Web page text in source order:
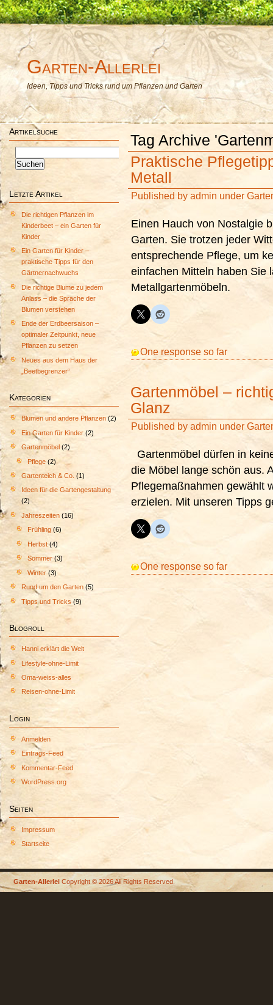
Garten-Allerlei
Ideen, Tipps und Tricks rund um Pflanzen und Garten
Artikelsuche
nach:
Letzte Artikel
Die richtigen Pflanzen im
Kinderbeet – ein Garten für
Kinder
Ein Garten für Kinder –
praktische Tipps für den
Gärtnernachwuchs
Die richtige Blume zu jedem
Anlass – die Sprache der
Blumen verstehen
Ende der Erdbeersaison –
optimaler Zeitpunkt, neue
Pflanzen zu setzen
Neues aus dem Haus der
„Beetbegrenzer“
Kategorien
Blumen und andere Pflanzen (2)
Ein Garten für Kinder (2)
Gartenmöbel (2)
Pflege (2)
Gartenteich & Co. (1)
Ideen für die Gartengestaltung
(2)
Jahreszeiten (16)
Frühling (6)
Herbst (4)
Sommer(3)
Winter (3)
Rund um den Garten (5)
Tipps und Tricks(9)
Blogroll
Hanni erklärt die Welt
Lifestyle-ohne-Limit
Oma-weiss-alles
Reisen-ohne-Limit
Login
Anmelden
Eintrags-Feed
Kommentar-Feed
WordPress.org
Seiten
Impressum
Startseite
Tag Archive
Praktische
Metall
Published by admin under
Einen Hauch von Nostalgie
Garten. Sie trotzen jeder
entsprechende Pflege, um
einfachen Mitteln haben Sie
Metallgartenmöbeln.
One response so far
Gartenmöbel –
Glanz
Published by admin under
Gartenmöbel dürfen in
die Möbel lange schön aus.
Pflegemaßnahmen gewählt
erzielen. Mit unseren Tipps
One response so far
Garten-Allerlei Copyright © 2026 All Rights Reserved.